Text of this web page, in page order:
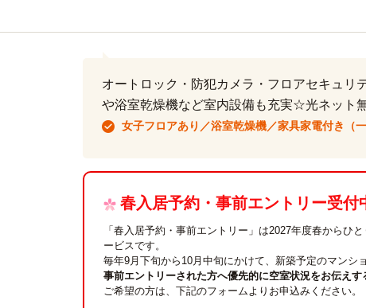
オートロック・防犯カメラ・フロアセキュリ
や浴室乾燥機など室内設備も充実☆光ネット
女子フロアあり／浴室乾燥機／家具家電付き（一
春入居予約・事前エントリー受付
「春入居予約・事前エントリー」は2027年度春からひ
ービスです。
毎年9月下旬から10月中旬にかけて、新築予定のマンシ
事前エントリーされた方へ優先的に空室状況をお伝え
ご希望の方は、下記のフォームよりお申込みください。